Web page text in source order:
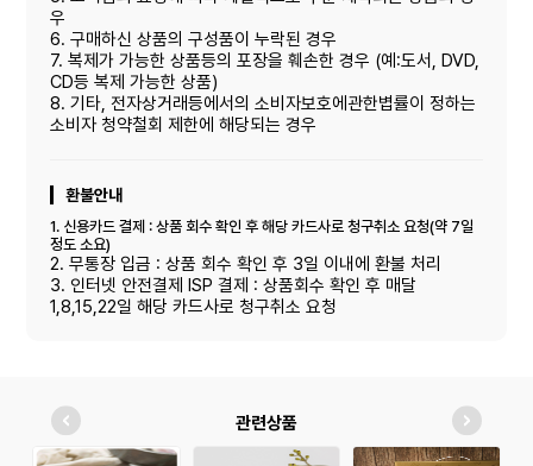
우
6. 구매하신 상품의 구성품이 누락된 경우
7. 복제가 가능한 상품등의 포장을 훼손한 경우 (예:도서, DVD,
CD등 복제 가능한 상품)
8. 기타, 전자상거래등에서의 소비자보호에관한볍률이 정하는
소비자 청약철회 제한에 해당되는 경우
환불안내
1. 신용카드 결제 : 상품 회수 확인 후 해당 카드사로 청구취소 요청(약 7일
정도 소요)
2. 무통장 입금 : 상품 회수 확인 후 3일 이내에 환불 처리
3. 인터넷 안전결제 ISP 결제 : 상품회수 확인 후 매달
1,8,15,22일 해당 카드사로 청구취소 요청
관련상품